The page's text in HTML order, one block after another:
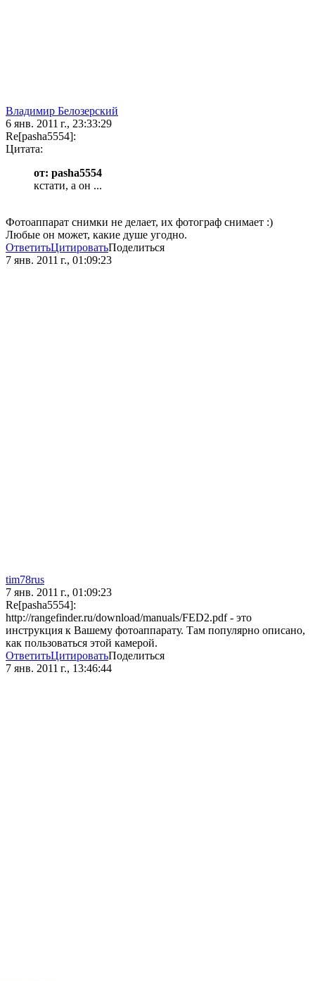
Владимир Белозерский
6 янв. 2011 г., 23:33:29
Re[pasha5554]:
Цитата:
от: pasha5554
кстати, а он ...
Фотоаппарат снимки не делает, их фотограф снимает :)
Любые он может, какие душе угодно.
ОтветитьЦитироватьПоделиться
7 янв. 2011 г., 01:09:23
tim78rus
7 янв. 2011 г., 01:09:23
Re[pasha5554]:
http://rangefinder.ru/download/manuals/FED2.pdf - это
инструкция к Вашему фотоаппарату. Там популярно описано,
как пользоваться этой камерой.
ОтветитьЦитироватьПоделиться
7 янв. 2011 г., 13:46:44